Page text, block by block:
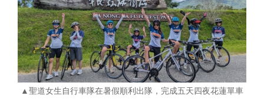
▲聖道女生自行車隊在暑假順利出隊，完成五天四夜花蓮單車